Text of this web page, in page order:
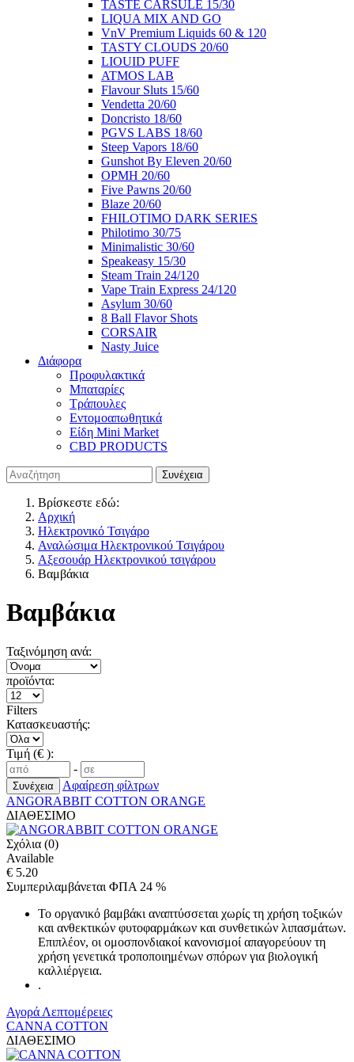
ΤΑSTE CARSULE 15/30
LIQUA MIX AND GO
VnV Premium Liquids 60 & 120
TASTY CLOUDS 20/60
LIOUID PUFF
ATMOS LAB
Flavour Sluts 15/60
Vendetta 20/60
Doncristo 18/60
PGVS LABS 18/60
Steep Vapors 18/60
Gunshot By Eleven 20/60
ΟΡΜΗ 20/60
Five Pawns 20/60
Blaze 20/60
FHILOTIMO DARK SERIES
Philotimo 30/75
Minimalistic 30/60
Speakeasy 15/30
Steam Train 24/120
Vape Train Express 24/120
Asylum 30/60
8 Βall Flavor Shots
CORSAIR
Nasty Juice
Διάφορα
Προφυλακτικά
Μπαταρίες
Τράπουλες
Εντομοαπωθητικά
Είδη Mini Market
CBD PRODUCTS
Βρίσκεστε εδώ:
Αρχική
Ηλεκτρονικό Τσιγάρο
Αναλώσιμα Ηλεκτρονικού Τσιγάρου
Αξεσουάρ Ηλεκτρονικού τσιγάρου
Βαμβάκια
Βαμβάκια
Ταξινόμηση ανά:
προϊόντα:
Filters
Κατασκευαστής:
Τιμή (€ ):
-
Αφαίρεση φίλτρων
ANGORABBIT COTTON ORANGE
ΔΙΑΘΕΣΙΜΟ
Σχόλια (0)
Available
€ 5.20
Συμπεριλαμβάνεται ΦΠΑ 24 %
Το οργανικό βαμβάκι αναπτύσσεται χωρίς τη χρήση τοξικών
και ανθεκτικών φυτοφαρμάκων και συνθετικών λιπασμάτων.
Επιπλέον, οι ομοσπονδιακοί κανονισμοί απαγορεύουν τη
χρήση γενετικά τροποποιημένων σπόρων για βιολογική
καλλιέργεια.
.
Αγορά Λεπτομέρειες
CANNA COTTON
ΔΙΑΘΕΣΙΜΟ